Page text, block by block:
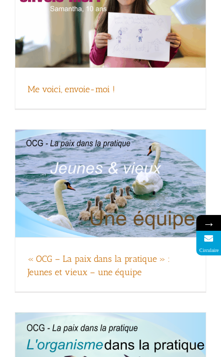
Me voici, envoie-moi !
« OCG – La paix dans la pratique » :
Jeunes et vieux – une équipe
« OCG – La paix dans la pratique » :
Jeunes et vieux – une équipe
« OCG – La paix dans la pratique » :
L’organisme dans la pratique
→
Circulaire